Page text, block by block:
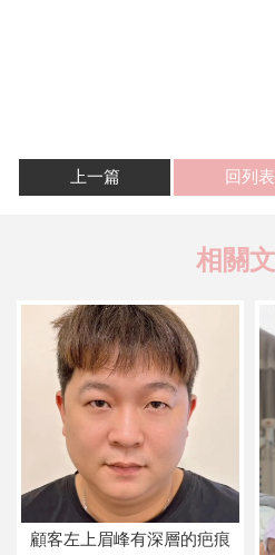
上一篇 回列表
顧客左上眉峰有深層的疤痕